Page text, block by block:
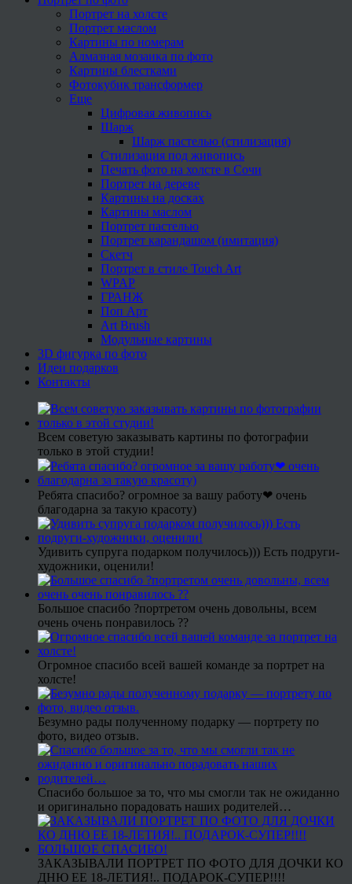
Портрет на холсте
Портрет маслом
Картины по номерам
Алмазная мозаика по фото
Картины блестками
Фотокубик трансформер
Еще
Цифровая живопись
Шарж
Шарж пастелью (стилизация)
Стилизация под живопись
Печать фото на холсте в Сочи
Портрет на дереве
Картины на досках
Картины маслом
Портрет пастелью
Портрет карандашом (имитация)
Скетч
Портрет в стиле Touch Art
WPAP
ГРАНЖ
Поп Арт
Art Brush
Модульные картины
3D фигурка по фото
Идеи подарков
Контакты
Всем советую заказывать картины по фотографии
только в этой студии!
Ребята спасибо? огромное за вашу работу❤ очень
благодарна за такую красоту)
Удивить супруга подарком получилось))) Есть подруги-
художники, оценили!
Большое спасибо ?портретом очень довольны, всем
очень очень понравилось ??
Огромное спасибо всей вашей команде за портрет на
холсте!
Безумно рады полученному подарку — портрету по
фото, видео отзыв.
Спасибо большое за то, что мы смогли так не ожиданно
и оригинально порадовать наших родителей…
ЗАКАЗЫВАЛИ ПОРТРЕТ ПО ФОТО ДЛЯ ДОЧКИ КО
ДНЮ ЕЕ 18-ЛЕТИЯ!.. ПОДАРОК-СУПЕР!!!!